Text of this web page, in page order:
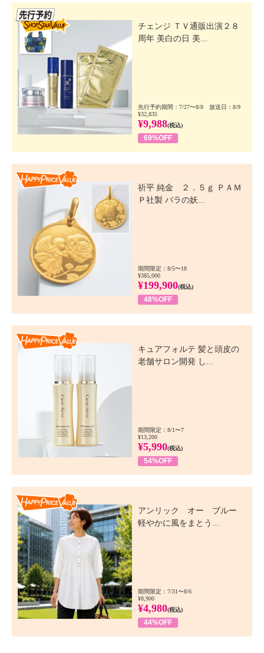
チェンジ ＴＶ通販出演２８
周年 美白の日 美...
先行予約期間：7/27〜8/8 放送日：8/9
¥32,835
¥9,988(税込)
69%OFF
祈平 純金 ２．５ｇ ＰＡＭ
Ｐ社製 バラの妖...
期間限定：8/5〜18
¥385,000
¥199,900(税込)
48%OFF
キュアフォルテ 髪と頭皮の
老舗サロン開発 し...
期間限定：8/1〜7
¥13,200
¥5,990(税込)
54%OFF
アンリック オー ブルー
軽やかに風をまとう...
期間限定：7/31〜8/6
¥8,900
¥4,980(税込)
44%OFF